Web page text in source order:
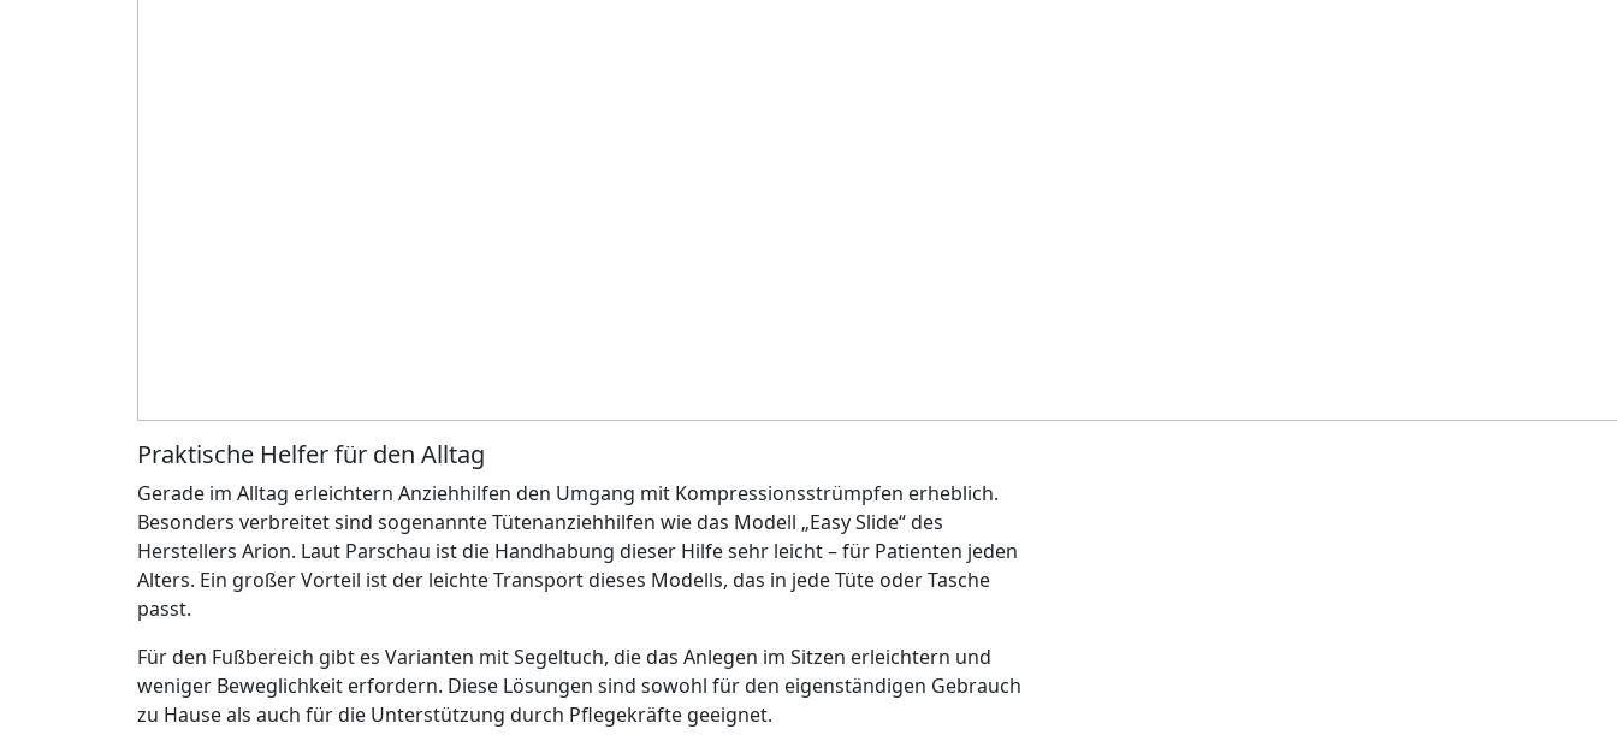
Praktische Helfer für den Alltag
Gerade im Alltag erleichtern Anziehhilfen den Umgang mit Kompressionsstrümpfen erheblich.
Besonders verbreitet sind sogenannte Tütenanziehhilfen wie das Modell „Easy Slide“ des
Herstellers Arion. Laut Parschau ist die Handhabung dieser Hilfe sehr leicht – für Patienten jeden
Alters. Ein großer Vorteil ist der leichte Transport dieses Modells, das in jede Tüte oder Tasche
passt.
Für den Fußbereich gibt es Varianten mit Segeltuch, die das Anlegen im Sitzen erleichtern und
weniger Beweglichkeit erfordern. Diese Lösungen sind sowohl für den eigenständigen Gebrauch
zu Hause als auch für die Unterstützung durch Pflegekräfte geeignet.